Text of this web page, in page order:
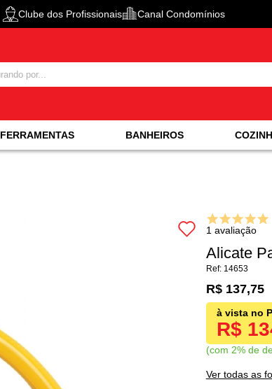
Clube dos Profissionais Canal Condomínios
FERRAMENTAS BANHEIROS
1 avaliação
Alicate
14653
R$
com 2% de
R$ 137,75
Ver todas as